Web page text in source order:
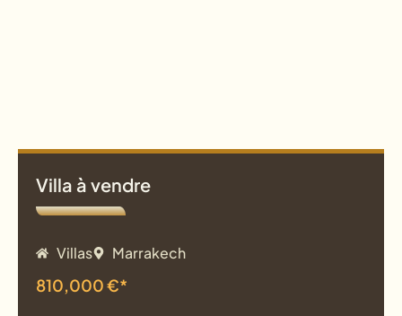
Villa à vendre
Villas Marrakech
810,000 €*